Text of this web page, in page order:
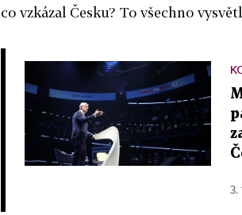
co vzkázal Česku? To všechno
3.